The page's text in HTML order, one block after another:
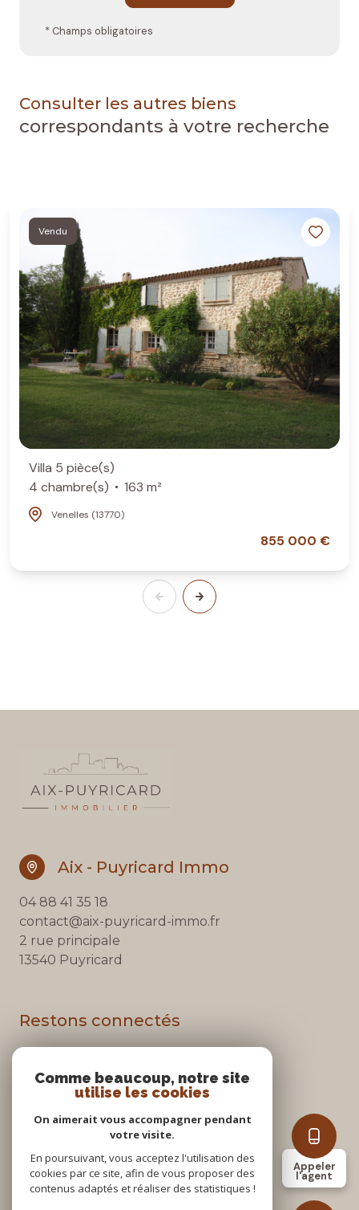
Appeler
l'agent
* Champs obligatoires
Consulter les autres biens
correspondants à votre recherche
Vendu
Villa 5 pièce(s)
4 chambre(s)
163 m²
Venelles (13770)
855 000 €
Aix - Puyricard Immo
04 88 41 35 18
contact@aix-puyricard-immo.fr
2 rue principale
13540 Puyricard
Restons connectés
Mentions légales
Nos honoraires
Politique RGPD
Cookies
Comme beaucoup, notre site
utilise les cookies
On aimerait vous accompagner pendant
votre visite.
En poursuivant, vous acceptez l'utilisation des
cookies par ce site, afin de vous proposer des
contenus adaptés et réaliser des statistiques !